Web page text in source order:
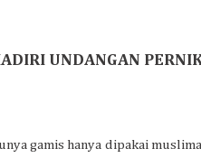
UNDANGAN
gamis hanya dipakai